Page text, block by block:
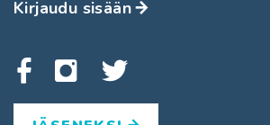
Kirjaudu sisään